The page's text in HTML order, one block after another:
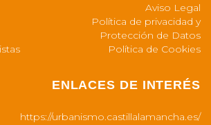
Aviso Legal
Política de privacidad y
Protección de Datos
Política de Cookies
ENLACES DE INTERÉS
https://urbanismo.castillalamancha.es/